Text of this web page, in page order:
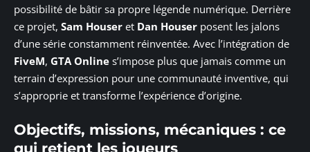
possibilité de bâtir sa propre légende numérique. Derrière
ce projet, Sam Houser et Dan Houser posent les jalons
d’une série constamment réinventée. Avec l’intégration de
FiveM, GTA Online s’impose plus que jamais comme un
terrain d’expression pour une communauté inventive, qui
s’approprie et transforme l’expérience d’origine.
Objectifs, missions, mécaniques : ce
qui retient les joueurs